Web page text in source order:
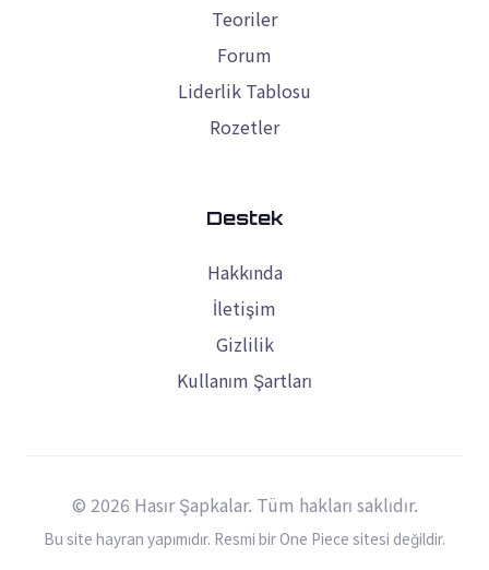
Teoriler
Forum
Liderlik Tablosu
Rozetler
Destek
Hakkında
İletişim
Gizlilik
Kullanım Şartları
© 2026 Hasır Şapkalar. Tüm hakları saklıdır.
Bu site hayran yapımıdır. Resmi bir One Piece sitesi değildir.